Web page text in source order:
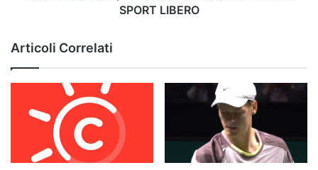
SPORT LIBERO
Articoli Correlati